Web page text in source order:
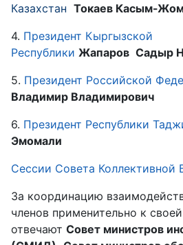
Казахстан Токаев Касым-
4. Президент Кыргызской
Республики Жапаров Садыр
5. Президент Российской
Владимир Владимирович
6. Президент Республики
Эмомали
Сессии Совета Коллективной
За координацию
членов применительно к
отвечают Совет министров